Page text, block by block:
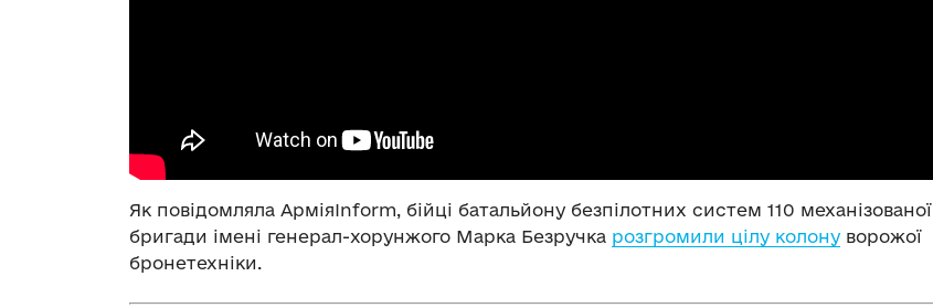
Як повідомляла АрміяInform, бійці батальйону безпілотних систем 110 механізованої
бригади імені генерал-хорунжого Марка Безручка розгромили цілу колону ворожої
бронетехніки.